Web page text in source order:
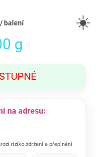
/ balení
g
☀️
na adresu:
riziko zdržení a přeplnění